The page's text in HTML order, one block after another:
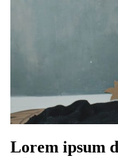
Lorem ipsum